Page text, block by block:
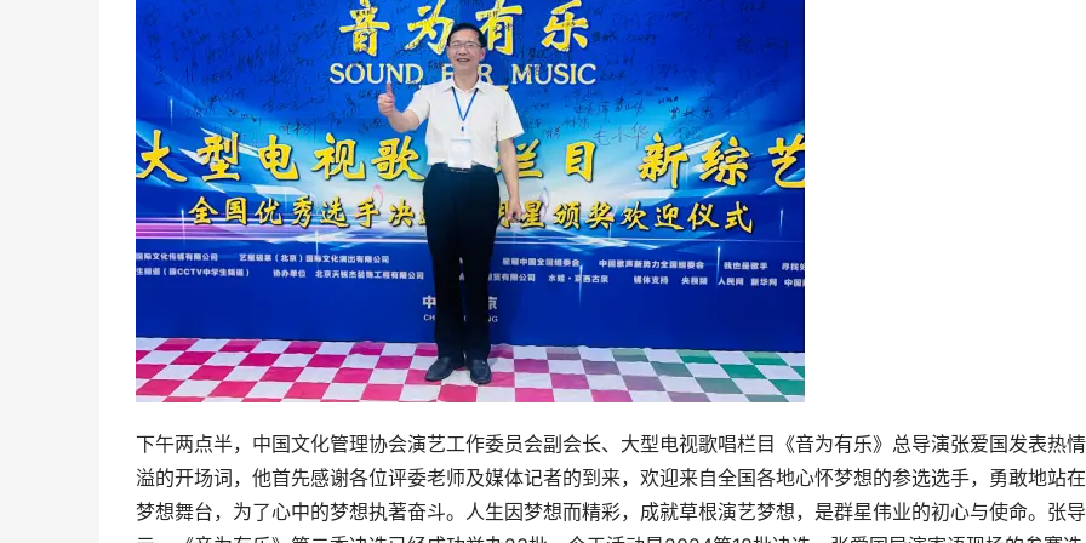
下午两点半，中国文化管理协会演艺工作委员会副会长、大型电视歌唱栏目《音为有乐》总导演张爱国发表热
溢的开场词，他首先感谢各位评委老师及媒体记者的到来，欢迎来自全国各地心怀梦想的参选选手，勇敢地站
梦想舞台，为了心中的梦想执著奋斗。人生因梦想而精彩，成就草根演艺梦想，是群星伟业的初心与使命。张